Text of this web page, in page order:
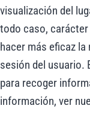
visualización del
todo caso,
hacer más eficaz la
sesión del usuario.
para recoger
información, ver